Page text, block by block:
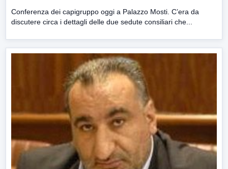
Conferenza dei capigruppo oggi a Palazzo Mosti. C’era da
discutere circa i dettagli delle due sedute consiliari che...